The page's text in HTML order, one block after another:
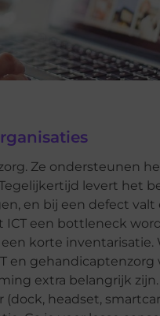
Ze ondersteunen
levert het
en bij een defect
een bottleneck
korte
en gehandicaptenzorg
extra belangrijk
headset,